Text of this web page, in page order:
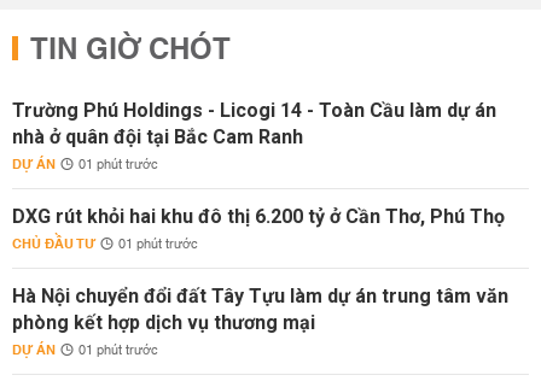
TIN GIỜ CHÓT
Trường Phú Holdings - Licogi 14 - Toàn Cầu làm dự án
nhà ở quân đội tại Bắc Cam Ranh
DỰ ÁN 01 phút trước
DXG rút khỏi hai khu đô thị 6.200 tỷ ở Cần Thơ, Phú Thọ
CHỦ ĐẦU TƯ 01 phút trước
Hà Nội chuyển đổi đất Tây Tựu làm dự án trung tâm văn
phòng kết hợp dịch vụ thương mại
DỰ ÁN 01 phút trước